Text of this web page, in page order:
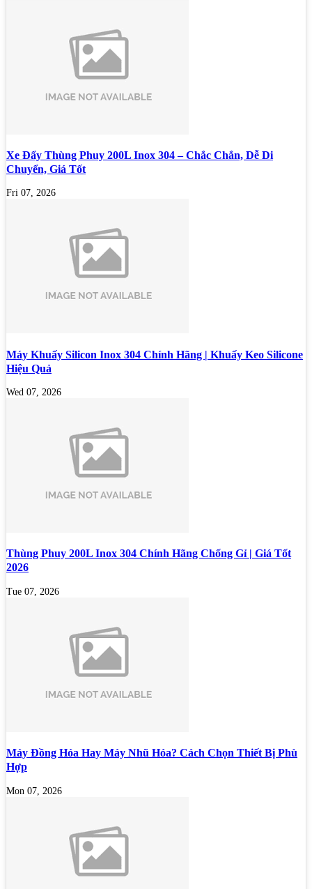
Xe Đẩy Thùng Phuy 200L Inox 304 – Chắc Chắn, Dễ Di
Chuyển, Giá Tốt
Fri 07, 2026
Máy Khuấy Silicon Inox 304 Chính Hãng | Khuấy Keo Silicone
Hiệu Quả
Wed 07, 2026
Thùng Phuy 200L Inox 304 Chính Hãng Chống Gỉ | Giá Tốt
2026
Tue 07, 2026
Máy Đồng Hóa Hay Máy Nhũ Hóa? Cách Chọn Thiết Bị Phù
Hợp
Mon 07, 2026